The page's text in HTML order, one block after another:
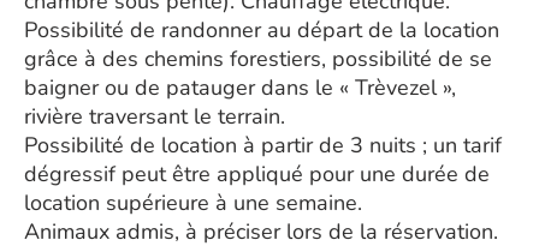
Possibilité de randonner au départ de la location
grâce à des chemins forestiers, possibilité de se
baigner ou de patauger dans le « Trèvezel »,
rivière traversant le terrain.
Possibilité de location à partir de 3 nuits ; un tarif
dégressif peut être appliqué pour une durée de
location supérieure à une semaine.
Animaux admis, à préciser lors de la réservation.